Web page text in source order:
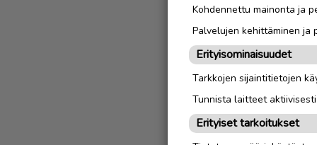
Kohdennettu mainonta ja
Palvelujen kehittäminen ja
Erityisominaisuudet
Tarkkojen sijaintitietojen
Tunnista laitteet
Erityiset tarkoitukset